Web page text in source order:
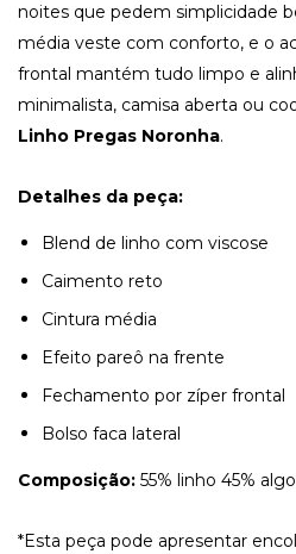
noites que pedem simplicidade
média veste com conforto, e o
frontal mantém tudo limpo e
minimalista, camisa aberta ou
Linho Pregas Noronha.
Detalhes da peça:
Blend de linho com viscose
Caimento reto
Cintura média
Efeito pareô na frente
Fechamento por zíper frontal
Bolso faca lateral
Composição: 55% linho 45%
*Esta peça pode apresentar